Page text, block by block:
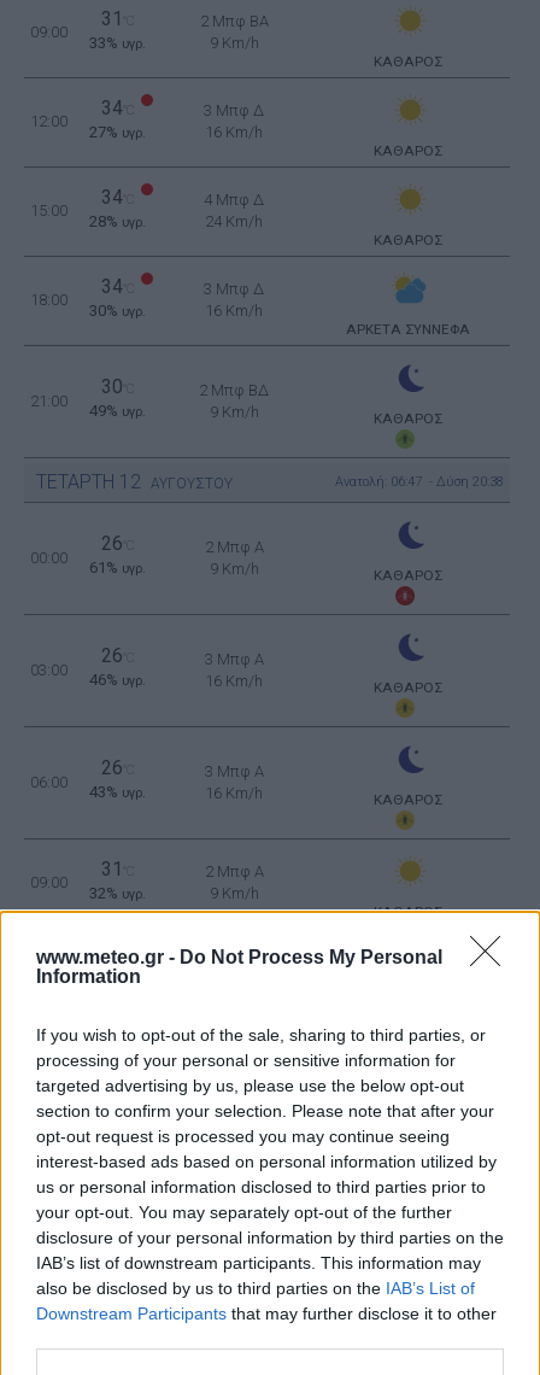
www.meteo.gr - Do Not Process My Personal
Information
If you wish to opt-out of the sale, sharing to third parties, or
processing of your personal or sensitive information for
targeted advertising by us, please use the below opt-out
section to confirm your selection. Please note that after your
opt-out request is processed you may continue seeing
interest-based ads based on personal information utilized by
us or personal information disclosed to third parties prior to
your opt-out. You may separately opt-out of the further
disclosure of your personal information by third parties on the
IAB’s list of downstream participants. This information may
also be disclosed by us to third parties on the IAB’s List of
Downstream Participants that may further disclose it to other
09:00
31
33% υγρ.
2 Μπφ BA
9 Km/h
ΚΑΘΑΡΟΣ
12:00
34°C
27% υγρ.
3 Μπφ Δ
16 Km/h
ΚΑΘΑΡΟΣ
15:00
34°C
28% υγρ.
4 Μπφ Δ
24 Km/h
ΚΑΘΑΡΟΣ
18:00
34°C
30% υγρ.
3 Μπφ Δ
16 Km/h
ΑΡΚΕΤΑ ΣΥΝΝΕΦΑ
21:00
30
49% υγρ.
2 Μπφ ΒΔ
9 Km/h
ΚΑΘΑΡΟΣ
ΤΕΤΑΡΤΗ 12 ΑΥΓΟΥΣΤΟΥ Ανατολή: 06:47 - Δύση 20:38
00:00
26
61% υγρ.
2 Μπφ Α
9 Km/h
ΚΑΘΑΡΟΣ
03:00
26
46% υγρ.
3 Μπφ Α
16 Km/h
ΚΑΘΑΡΟΣ
06:00
26
43% υγρ.
3 Μπφ Α
16 Km/h
ΚΑΘΑΡΟΣ
09:00
31
32% υγρ.
2 Μπφ Α
9 Km/h
ΚΑΘΑΡΟΣ
12:00
34°C
24%υγρ.
3 Μπφ Δ
15:00
36
26% υγρ.
4 Μπφ Δ
24 Km/h
ΚΑΘΑΡΟΣ
18:00
36°C
26%υγρ.
4 Μπφ Δ
24 Km/h
ΛΙΓΑ ΣΥΝΝΕΦΑ
30°C
43%υγρ.
2 Μπφ ΒΔ
9 Km/h
ΚΑΘΑΡΟΣ